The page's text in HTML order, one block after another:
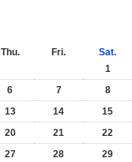
Thu. Fri.
Sat.
1
6 7
8
13 14
15
20 21
22
27 28
29